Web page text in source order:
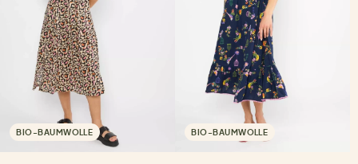
BIO-BAUMWOLLE BIO-BAUMWOLLE